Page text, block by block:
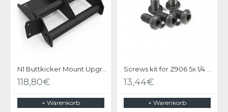
N1 Buttkicker Mount Upgrade kit Black
118,80€
+ Warenkorb
Screws kit for Z906 5x 1/4 UNC X 1/2 black steel
13,44€
+ Warenkorb